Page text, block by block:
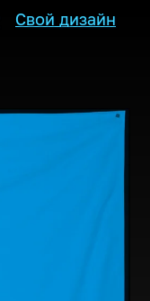
Свой дизайн